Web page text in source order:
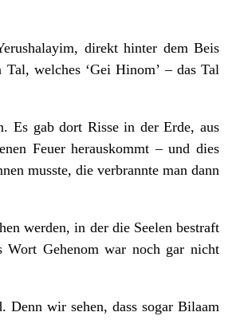
direkt hinter dem Beis
welches ‘Gei Hinom’ – das Tal
Es gab dort Risse in der Erde, aus
Feuer herauskommt – und dies
musste, die verbrannte man dann
werden, in der die Seelen bestraft
Gehenom war noch gar nicht
Denn wir sehen, dass sogar Bilaam